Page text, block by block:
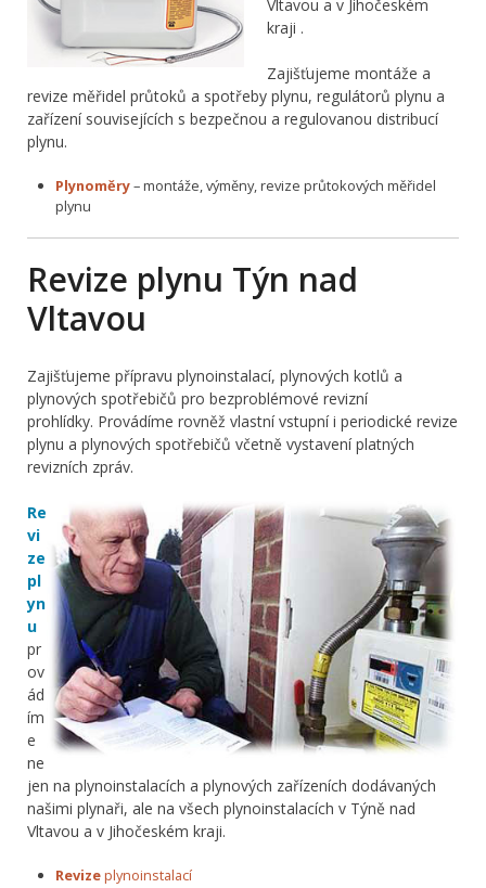
Vltavou a v Jihočeském
kraji .
Zajišťujeme montáže a
revize měřidel průtoků a spotřeby plynu, regulátorů plynu a
zařízení souvisejících s bezpečnou a regulovanou distribucí
plynu.
Plynoměry– montáže, výměny, revize průtokových měřidel
plynu
Revize plynu Týn nad
Vltavou
Zajišťujeme přípravu plynoinstalací, plynových kotlů a
plynových spotřebičů pro bezproblémové revizní
prohlídky. Provádíme rovněž vlastní vstupní i periodické revize
plynu a plynových spotřebičů včetně vystavení platných
revizních zpráv.
Re
vi
ze
pl
yn
u
pr
ov
ád
ím
e
ne
jen na plynoinstalacích a plynových zařízeních dodávaných
našimi plynaři, ale na všech plynoinstalacích v Týně nad
Vltavou a v Jihočeském kraji.
Revizeplynoinstalací